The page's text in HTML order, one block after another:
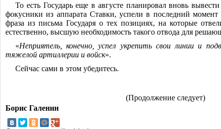
То есть Государь еще в августе планировал вновь
фокусники из аппарата Ставки, успели в последний
фраза из письма Государя о тех позициях, на которые
естественно, высшую необходимость такого отвода для
«Неприятель, конечно, успел укрепить свои линии и
тяжелой артиллерии и войск».
Сейчас сами в этом убедитесь.
(Продолжение следует)
Борис Галенин